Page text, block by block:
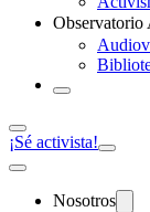
Observatorio
¡Sé activista!
Nosotros